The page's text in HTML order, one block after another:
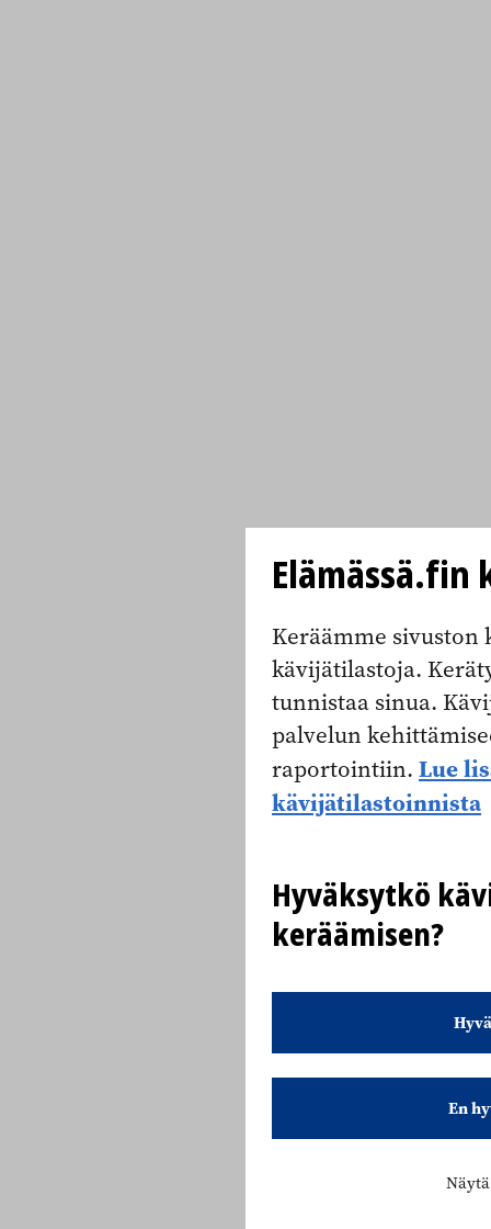
Keräämme sivuston
kävijätilastoja.
tunnistaa sinua.
palvelun
raportointiin. Lue
kävijätilastoinnista
Hyväksytkö
keräämisen?
En